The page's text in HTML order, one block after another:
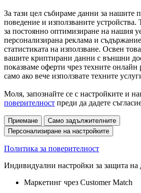
За тази цел събираме данни за нашите
поведение и използваните устройства.
за постоянно оптимизиране на нашия
персонализирана реклама и
статистиката на използване. Освен
вашите криптирани данни с външни
показваме оферти чрез техните
само ако вече използвате техните
Моля, запознайте се с настройките и
поверителност преди да дадете
Приемане
Само задължителните
Персонализиране на настройките
Политика за поверителност
Индивидуални настройки за защита на
Маркетинг чрез Customer Match